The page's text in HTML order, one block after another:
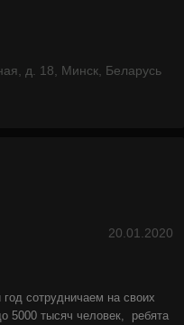
д. 18, Минск, Беларусь
20.01.2020
сотрудничаем на своих
5000 тысяч человек,  ребята